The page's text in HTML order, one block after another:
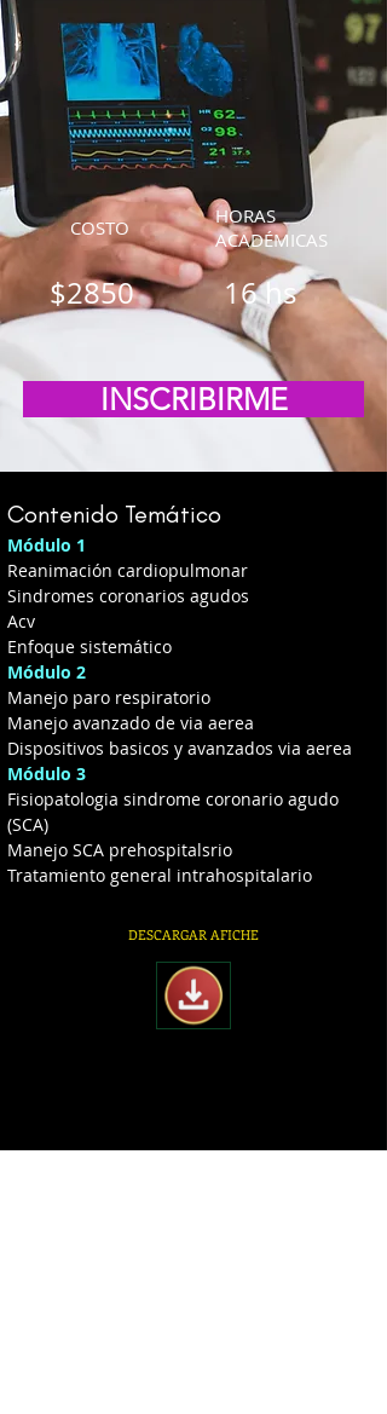
COSTO
$2850
HORAS
ACADÉMICAS
16 hs
INSCRIBIRME
Contenido Temático
Módulo 1
Reanimación cardiopulmonar
Sindromes coronarios agudos
Acv
Enfoque sistemático
Módulo 2
Manejo paro respiratorio
Manejo avanzado de via aerea
Dispositivos basicos y avanzados via aerea
Módulo 3
Fisiopatologia sindrome coronario agudo
(SCA)
Manejo SCA prehospitalsrio
Tratamiento general intrahospitalario
DESCARGAR AFICHE